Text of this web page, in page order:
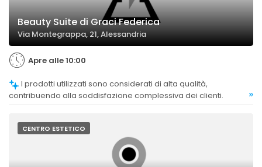
Beauty Suite di Graci Federica
Via Montegrappa, 21, Alessandria
Apre alle 10:00
contribuendo alla soddisfazione complessiva dei clienti.
»
CENTRO ESTETICO